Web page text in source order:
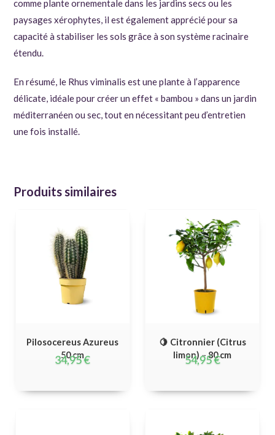
comme plante ornementale dans les jardins secs ou les
paysages xérophytes, il est également apprécié pour sa
capacité à stabiliser les sols grâce à son système racinaire
étendu.
En résumé, le Rhus viminalis est une plante à l’apparence
délicate, idéale pour créer un effet « bambou » dans un jardin
méditerranéen ou sec, tout en nécessitant peu d’entretien
une fois installé.
Produits similaires
Pilosocereus Azureus
50 cm
34,95€
🍋 Citronnier (Citrus
limon) – 80 cm
54,95€